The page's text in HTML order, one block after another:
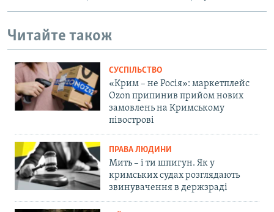
Читайте також
СУСПІЛЬСТВО
«Крим – не Росія»: маркетплейс
Ozon припинив прийом нових
замовлень на Кримському
півострові
ПРАВА ЛЮДИНИ
Мить – і ти шпигун. Як у
кримських судах розглядають
звинувачення в держзраді